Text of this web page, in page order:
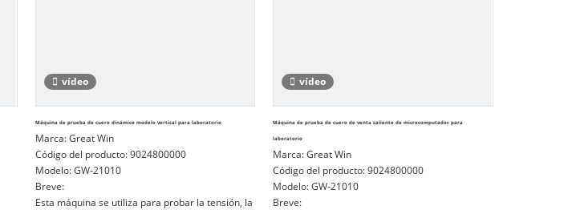
vídeo
Máquina de prueba de cuero dinámico modelo vertical para laboratorio
Marca:Great Win
Código del producto:9024800000
Modelo:GW-21010
Breve:
Esta máquina se utiliza para probar la tensión, la
vídeo
Máquina de prueba de cuero de venta caliente de microcomputador para
laboratorio
Marca:Great Win
Código del producto:9024800000
Modelo:GW-21010
Breve: